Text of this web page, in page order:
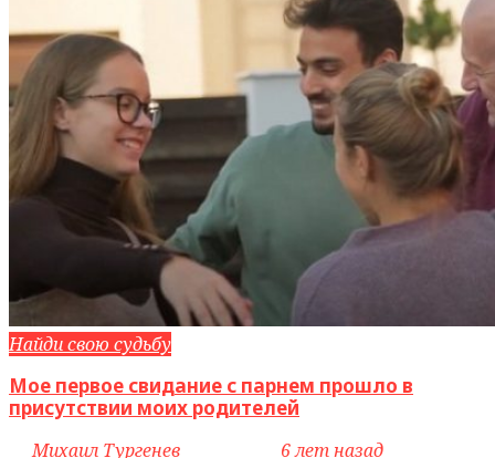
Найди свою судьбу
Мое первое свидание с парнем прошло в
присутствии моих родителей
byМихаил Тургенев 6 лет назад